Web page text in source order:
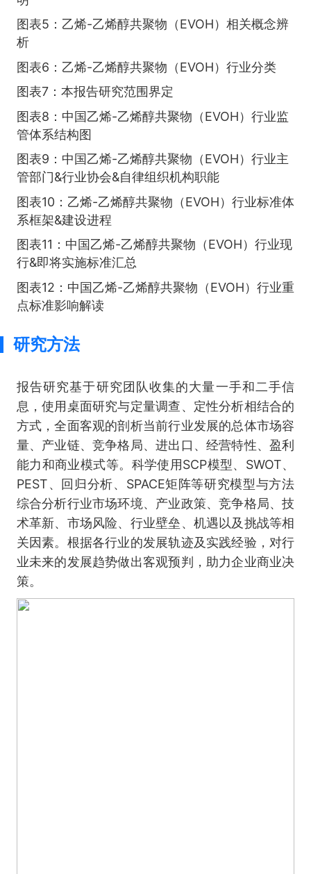
图表5：乙烯-乙烯醇共聚物（EVOH）相关概念辨
析
图表6：乙烯-乙烯醇共聚物（EVOH）行业分类
图表7：本报告研究范围界定
图表8：中国乙烯-乙烯醇共聚物（EVOH）行业监
管体系结构图
图表9：中国乙烯-乙烯醇共聚物（EVOH）行业主
管部门&行业协会&自律组织机构职能
图表10：乙烯-乙烯醇共聚物（EVOH）行业标准体
系框架&建设进程
图表11：中国乙烯-乙烯醇共聚物（EVOH）行业现
行&即将实施标准汇总
图表12：中国乙烯-乙烯醇共聚物（EVOH）行业重
点标准影响解读
研究方法
报告研究基于研究团队收集的大量一手和二手信
息，使用桌面研究与定量调查、定性分析相结合的
方式，全面客观的剖析当前行业发展的总体市场容
量、产业链、竞争格局、进出口、经营特性、盈利
能力和商业模式等。科学使用SCP模型、SWOT、
PEST、回归分析、SPACE矩阵等研究模型与方法
综合分析行业市场环境、产业政策、竞争格局、技
术革新、市场风险、行业壁垒、机遇以及挑战等相
关因素。根据各行业的发展轨迹及实践经验，对行
业未来的发展趋势做出客观预判，助力企业商业决
策。